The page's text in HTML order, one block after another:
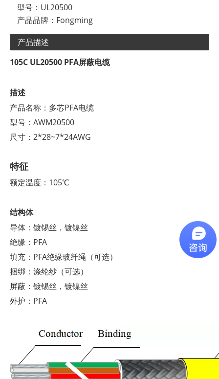
型号： UL20500
产品品牌： Fongming
产品描述
105C UL20500 PFA屏蔽电缆
描述
产品名称：多芯PFA电缆
型号：AWM20500
尺寸：2*28~7*24AWG
特征
额定温度：105℃
结构体
导体：镀锡丝，镀镍丝
绝缘：PFA
填充：PFA绝缘玻纤绳（可选）
捆绑：涤纶纱（可选）
屏蔽：镀锡丝，镀镍丝
外护：PFA